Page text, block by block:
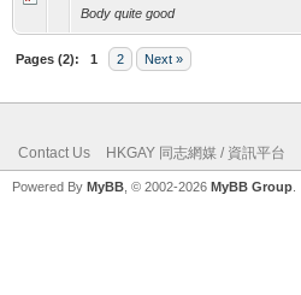
Body quite good
Pages (2): 1 2 Next »
Contact Us HKGAY 同志網媒 / 資訊平台
Powered By MyBB , © 2002-2026 MyBB Group